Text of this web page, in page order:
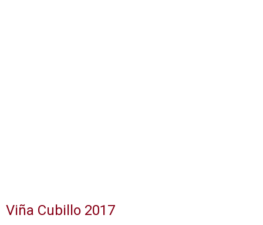
Viña Cubillo 2017